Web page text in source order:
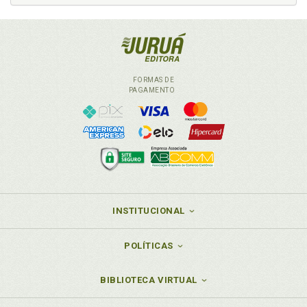
Art. 35. Erro de direito, p. 190
Art. 36. Erro de fato, p. 190
Erro de fato, p. 192
Distinções e identidades entre o tratamento dado ao erro
nos Códigos Penais Comum e Militar, p. 193
Erro de compreensão culturalmente condicionado, p. 195
Observações importantes, p. 198
Erro quanto ao bem jurídico, p. 200
Duplicidade do resultado, p. 200
Art. 38. Não é culpado quem comete o crime, p. 202
Coação irresistível, p. 202
Inexigibilidade de conduta diversa, p. 203
FORMAS DE
PAGAMENTO
INSTITUCIONAL
POLÍTICAS
BIBLIOTECA VIRTUAL